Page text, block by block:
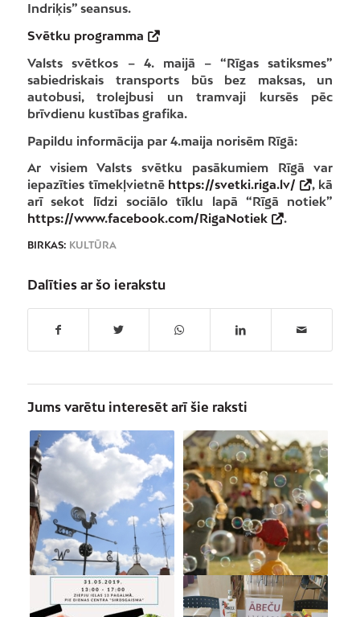
Indriķis” seansus.
Svētku programma
Valsts svētkos – 4. maijā – “Rīgas satiksmes”
sabiedriskais transports būs bez maksas, un
autobusi, trolejbusi un tramvaji kursēs pēc
brīvdienu kustības grafika.
Papildu informācija par 4.maija norisēm Rīgā:
Ar visiem Valsts svētku pasākumiem Rīgā var
iepazīties tīmekļvietnē https://svetki.riga.lv/
, kā
arī sekot līdzi sociālo tīklu lapā “Rīgā notiek”
https://www.facebook.com/RigaNotiek
.
BIRKAS: KULTŪRA
Dalīties ar šo ierakstu
Jums varētu interesēt arī šie raksti